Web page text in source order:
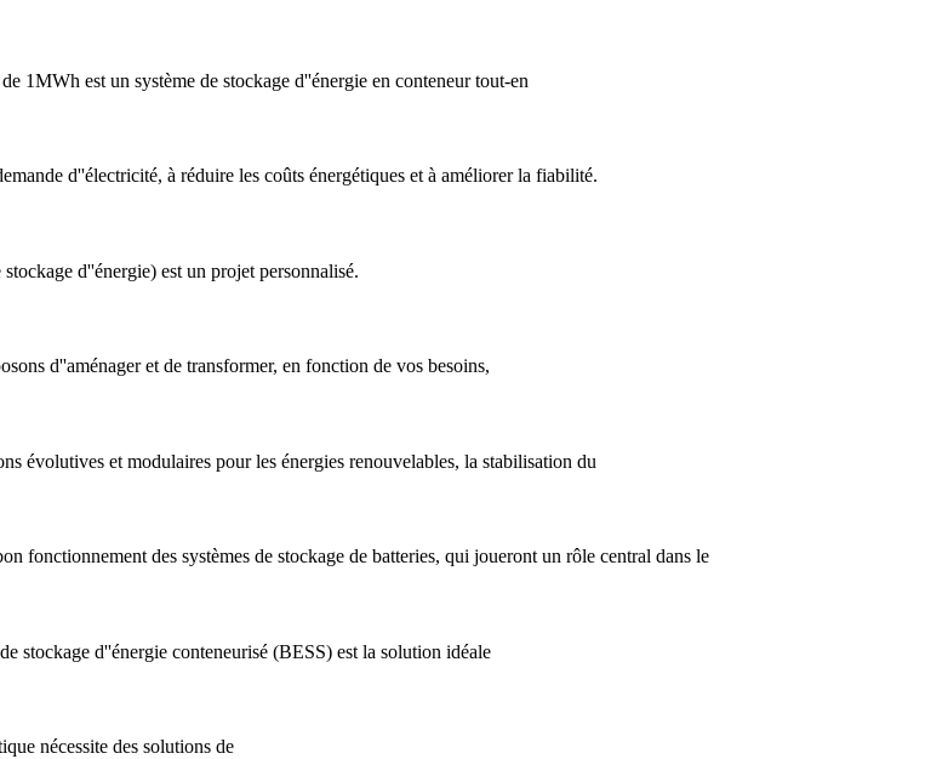
1MWh est un système de stockage d''énergie en conteneur tout-en
d''électricité, à réduire les coûts énergétiques et à améliorer la fiabilité.
d''énergie) est un projet personnalisé.
d''aménager et de transformer, en fonction de vos besoins,
évolutives et modulaires pour les énergies renouvelables, la stabilisation du
fonctionnement des systèmes de stockage de batteries, qui joueront un rôle central dans le
stockage d''énergie conteneurisé (BESS) est la solution idéale
nécessite des solutions de